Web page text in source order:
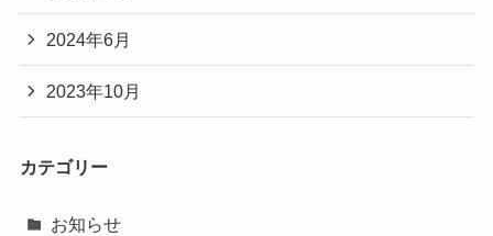
2024年6月
2023年10月
カテゴリー
お知らせ